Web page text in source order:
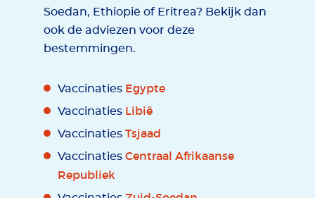
Soedan, Ethiopië of Eritrea? Bekijk dan
ook de adviezen voor deze
bestemmingen.
Vaccinaties Egypte
Vaccinaties Libië
Vaccinaties Tsjaad
Vaccinaties Centraal Afrikaanse
Republiek